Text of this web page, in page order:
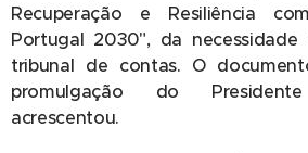
Recuperação e Resiliência
Portugal 2030", da
tribunal de contas. O
promulgação do
acrescentou.